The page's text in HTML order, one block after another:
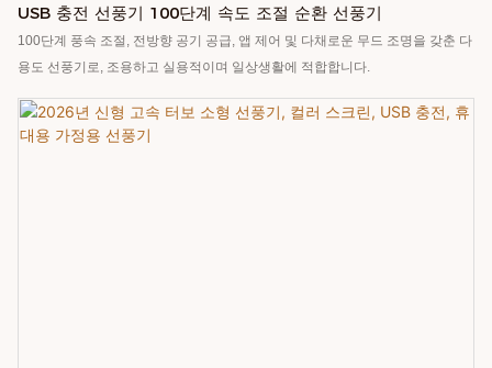
USB 충전 선풍기 100단계 속도 조절 순환 선풍기
100단계 풍속 조절, 전방향 공기 공급, 앱 제어 및 다채로운 무드 조명을 갖춘 다
용도 선풍기로, 조용하고 실용적이며 일상생활에 적합합니다.